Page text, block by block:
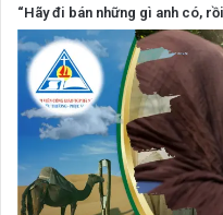
“Hãy đi bán những gì anh có,